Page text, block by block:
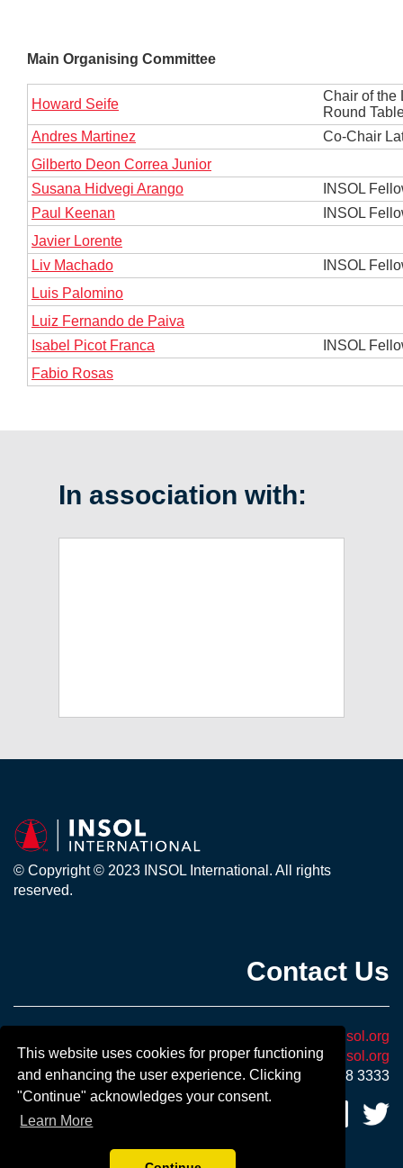
This website uses cookies for proper functioning
and enhancing the user experience. Clicking
"Continue" acknowledges your consent.
Learn More
Main Organising Committee
Howard Seife
Chair of the
Round
Andres Martinez
Co-Chair
Gilberto Deon Correa Junior
Susana Hidvegi Arango
INSOL
Paul Keenan
INSOL
Javier Lorente
Liv Machado
INSOL
Luis Palomino
Luiz Fernando de Paiva
Isabel Picot Franca
INSOL
Fabio Rosas
In association with:
© Copyright © 2023 INSOL International. All rights
reserved.
Contact Us
info@insol.org
Sponsorship:Vanessa.Evans@insol.org
Telephone:+44 207 248 3333